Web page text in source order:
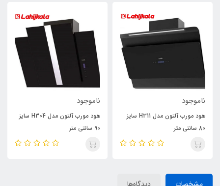
ناموجود
هود مورب آلتون مدل H311 سایز
80 سانتی متر
ناموجود
هود مورب آلتون مدل H304 سایز
90 سانتی متر